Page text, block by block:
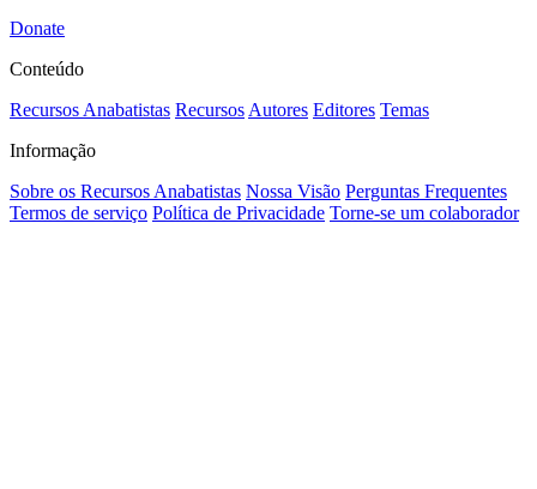
Donate
Conteúdo
Recursos Anabatistas Recursos Autores Editores Temas
Informação
Sobre os Recursos Anabatistas Nossa Visão Perguntas Frequentes
Termos de serviço Política de Privacidade Torne-se um colaborador